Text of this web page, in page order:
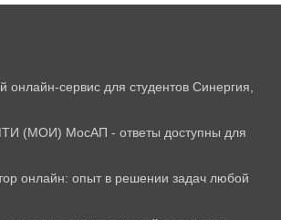
онлайн-сервис для студентов Синергия,
(МОИ) МосАП - ответы доступны для
онлайн: опыт в решении задач любой